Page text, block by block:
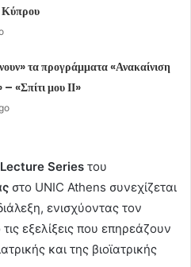
τα προγράμματα «Ανακαίνιση
«Σπίτι μου ΙΙ»
Series του
στο UNIC Athens συνεχίζεται
ενισχύοντας τον
εξελίξεις που επηρεάζουν
και της βιοϊατρικής